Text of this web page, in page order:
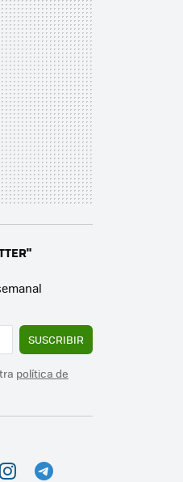
SUSCRIBIR
política de